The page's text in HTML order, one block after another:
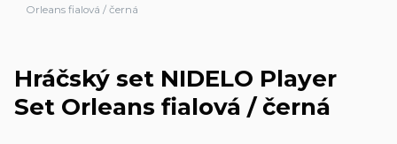
Orleans fialová / černá
Hráčský set NIDELO Player
Set Orleans fialová / černá